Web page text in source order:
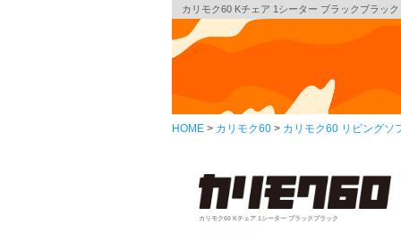
カリモク60 Kチェア 1シーター ブラックブラッ
HOME カリモク60 カリモク60 リビングソ
カリモク60 Kチェア 1シーター ブラックブラック